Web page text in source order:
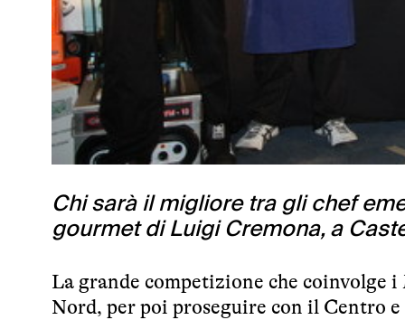
Chi sarà il migliore tra gli chef
gourmet di Luigi Cremona, a
La grande competizione che
Nord, per poi proseguire con il Centro